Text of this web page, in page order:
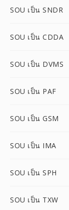
SOU เป็น SNDR
SOU เป็น CDDA
SOU เป็น DVMS
SOU เป็น PAF
SOU เป็น GSM
SOU เป็น IMA
SOU เป็น SPH
SOU เป็น TXW